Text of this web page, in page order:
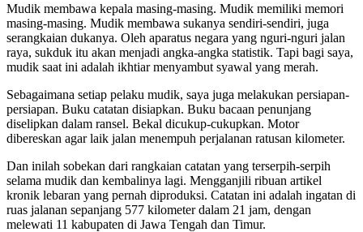
Mudik membawa kepala masing-masing. Mudik memiliki memori
masing-masing. Mudik membawa sukanya sendiri-sendiri, juga
serangkaian dukanya. Oleh aparatus negara yang nguri-nguri jalan
raya, sukduk itu akan menjadi angka-angka statistik. Tapi bagi saya,
mudik saat ini adalah ikhtiar menyambut syawal yang merah.
Sebagaimana setiap pelaku mudik, saya juga melakukan persiapan-
persiapan. Buku catatan disiapkan. Buku bacaan penunjang
diselipkan dalam ransel. Bekal dicukup-cukupkan. Motor
dibereskan agar laik jalan menempuh perjalanan ratusan kilometer.
Dan inilah sobekan dari rangkaian catatan yang terserpih-serpih
selama mudik dan kembalinya lagi. Mengganjili ribuan artikel
kronik lebaran yang pernah diproduksi. Catatan ini adalah ingatan di
ruas jalanan sepanjang 577 kilometer dalam 21 jam, dengan
melewati 11 kabupaten di Jawa Tengah dan Timur.